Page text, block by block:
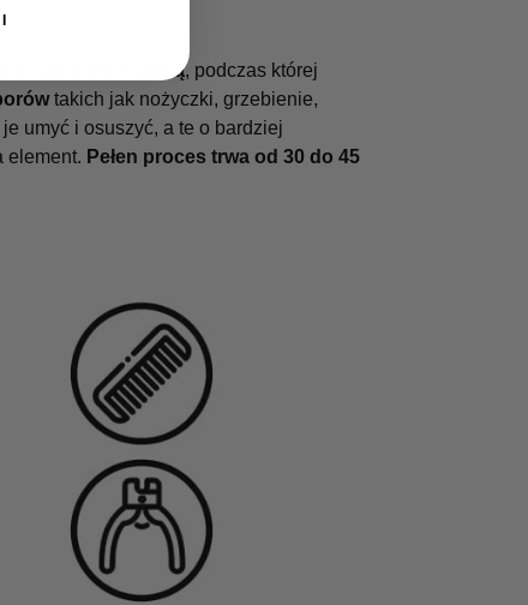
dezynfekcję suchą, podczas której
takich jak nożyczki, grzebienie,
umyć i osuszyć, a te o bardziej
element. Pełen proces trwa od 30 do 45